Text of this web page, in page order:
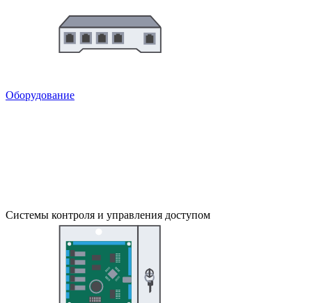
Оборудование
Системы контроля и управления доступом